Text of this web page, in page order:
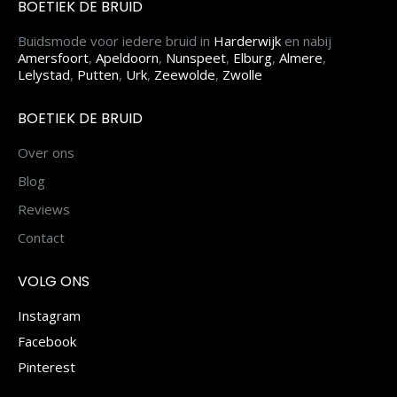
BOETIEK DE BRUID
Buidsmode voor iedere bruid in Harderwijk en nabij
Amersfoort, Apeldoorn, Nunspeet, Elburg, Almere,
Lelystad, Putten, Urk, Zeewolde, Zwolle
BOETIEK DE BRUID
Over ons
Blog
Reviews
Contact
VOLG ONS
Instagram
Facebook
Pinterest